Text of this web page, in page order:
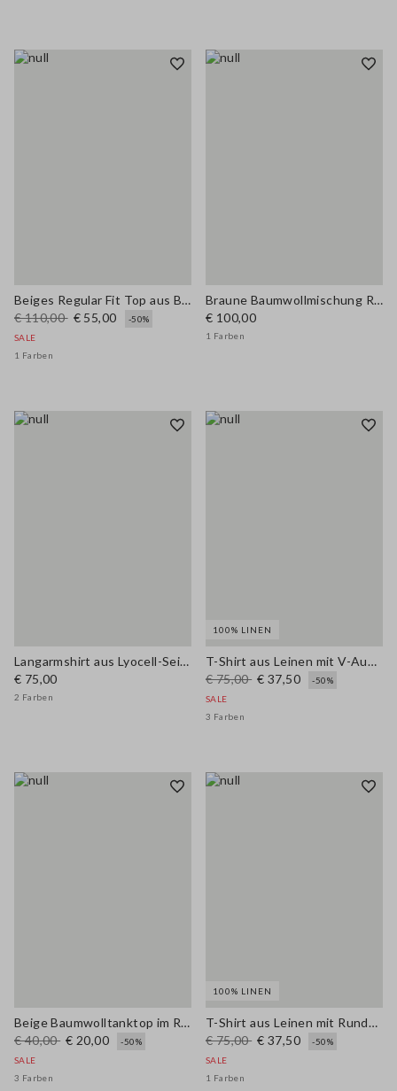
Beiges Regular Fit Top aus Baumwollmischung mit Knöpfen
€ 110,00 € 55,00
-50%
SALE
1 Farben
Braune Baumwollmischung Regular Fit Weste mit Stickerei
€ 100,00
1 Farben
Langarmshirt aus Lyocell-Seiden-Woll-Mix.
€ 75,00
2 Farben
100% LINEN
T-Shirt aus Leinen mit V-Ausschnitt
€ 75,00 € 37,50
-50%
SALE
3 Farben
Beige Baumwolltanktop im Regular Fit
€ 40,00 € 20,00
-50%
SALE
3 Farben
100% LINEN
T-Shirt aus Leinen mit Rundhalsausschnitt
€ 75,00 € 37,50
-50%
SALE
1 Farben